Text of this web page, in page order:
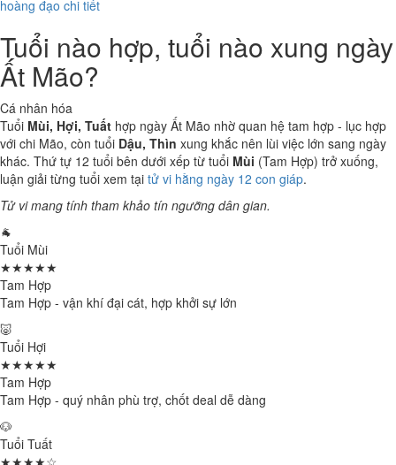
hoàng đạo chi tiết
Tuổi nào hợp, tuổi nào xung ngày
Ất Mão?
Cá nhân hóa
Tuổi Mùi, Hợi, Tuất hợp ngày Ất Mão nhờ quan hệ tam hợp - lục hợp
với chi Mão, còn tuổi Dậu, Thìn xung khắc nên lùi việc lớn sang ngày
khác. Thứ tự 12 tuổi bên dưới xếp từ tuổi Mùi (Tam Hợp) trở xuống,
luận giải từng tuổi xem tại tử vi hằng ngày 12 con giáp.
Tử vi mang tính tham khảo tín ngưỡng dân gian.
🐐
Tuổi Mùi
★★★★★
Tam Hợp
Tam Hợp - vận khí đại cát, hợp khởi sự lớn
🐷
Tuổi Hợi
★★★★★
Tam Hợp
Tam Hợp - quý nhân phù trợ, chốt deal dễ dàng
🐶
Tuổi Tuất
★★★★☆